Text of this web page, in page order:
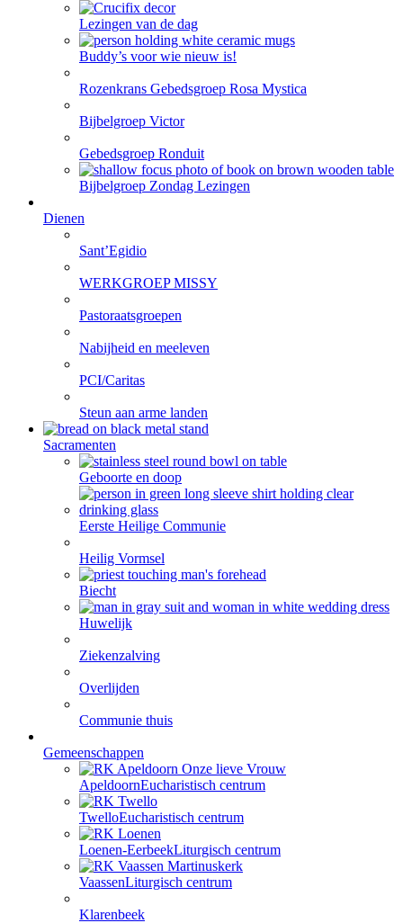
Lezingen van de dag
Buddy’s voor wie nieuw is!
Rozenkrans Gebedsgroep Rosa Mystica
Bijbelgroep Victor
Gebedsgroep Ronduit
Bijbelgroep Zondag Lezingen
Dienen
Sant’Egidio
WERKGROEP MISSY
Pastoraatsgroepen
Nabijheid en meeleven
PCI/Caritas
Steun aan arme landen
Sacramenten
Geboorte en doop
Eerste Heilige Communie
Heilig Vormsel
Biecht
Huwelijk
Ziekenzalving
Overlijden
Communie thuis
Gemeenschappen
ApeldoornEucharistisch centrum
TwelloEucharistisch centrum
Loenen-EerbeekLiturgisch centrum
VaassenLiturgisch centrum
Klarenbeek